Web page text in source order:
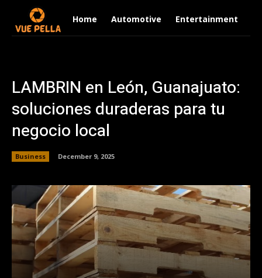
Home Automotive Entertainment
LAMBRIN en León, Guanajuato:
soluciones duraderas para tu
negocio local
Business December 9, 2025